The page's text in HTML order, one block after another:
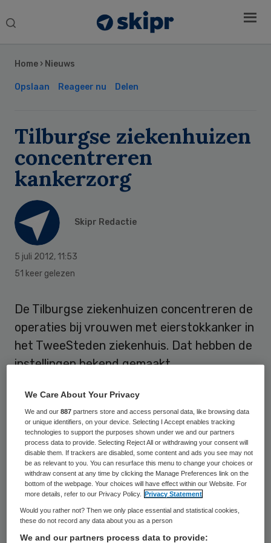
Search
Home › Nieuws
Opslaan Reageer nu Delen
Tilburgse ziekenhuizen
concentreren
kankerzorg
Skipr Redactie
5 juli 2012, 11:53
51 keer gelezen
De Tilburgse ziekenhuizen concentreren de
operaties bij vrouwen met eierstokkanker in
het TweeSteden ziekenhuis. Dat hebben de
instellingen bekend gemaakt.
HetTweeSteden Ziekenhuis
Elisabeth ziekenhuiswerken al langer
samen op het gebied van gynaecologische
kanker. Vrouwen met baarmoederhals- of
schaamlipkanker worden al in het
TweeSteden geopereerd, ook als ze in het
St. Elisabeth onder behandeling staan. Dat
geldt vanaf nu dus ook voor vrouwen met
eierstokkanker.
Sidebar
We Care About Your Privacy
We and our887 partners store and access personal data, like browsing data
or unique identifiers, on your device. Selecting I Accept enables tracking
technologies to support the purposes shown under we and our partners
process data to provide. Selecting Reject All or withdrawing your consent will
disable them. If trackers are disabled, some content and ads you see may not
be as relevant to you. You can resurface this menu to change your choices or
withdraw consent at any time by clicking the Manage Preferences link on the
bottom of the webpage. Your choices will have effect within our Website. For
more details, refer to our Privacy Policy.
Privacy Statement
Would you rather not? Then we only place essential and statistical cookies,
these do not record any data about you as a person
We and our partners process data to provide: